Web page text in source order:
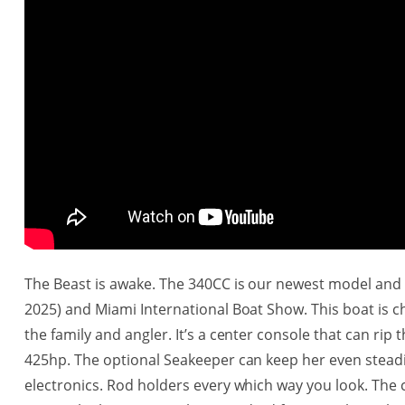
The Beast is awake. The 340CC is our newest model
2025) and Miami International Boat Show. This boat
the family and angler. It’s a center console that can
425hp. The optional Seakeeper can keep her even
electronics. Rod holders every which way you look.